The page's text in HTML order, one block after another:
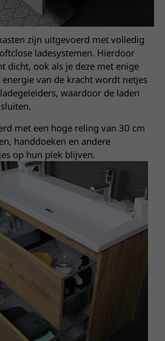
zijn uitgevoerd met volledig
ladesystemen. Hierdoor
dicht, ook als je deze met enige
van de kracht wordt netjes
waardoor de laden
met een hoge reling van 30 cm
handdoeken en andere
op hun plek blijven.